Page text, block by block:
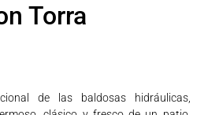
Torra
de las baldosas hidráulicas,